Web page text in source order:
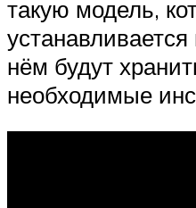
такую модель,
нём будут
необходимые